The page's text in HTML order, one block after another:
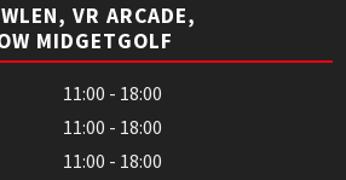
VR ARCADE,
MIDGETGOLF
11:00 - 18:00
11:00 - 18:00
11:00 - 18:00